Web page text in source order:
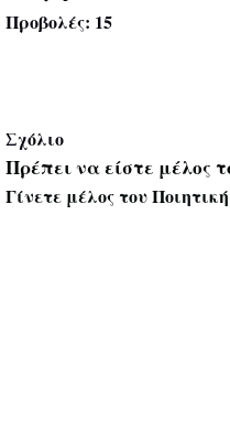
Προβολές: 15
Σχόλιο
Πρέπει να είστε μέλος
Γίνετε μέλος του